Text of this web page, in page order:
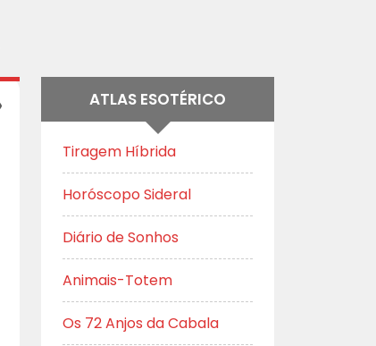
ATLAS ESOTÉRICO
Tiragem Híbrida
Horóscopo Sideral
Diário de Sonhos
Animais-Totem
Os 72 Anjos da Cabala